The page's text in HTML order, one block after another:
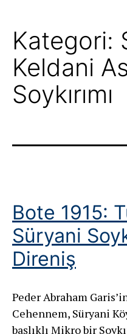
Kategori:
Keldani
Soykırımı
Bote 1915:
Süryani
Direniş
Peder Abraham
Cehennem, Süryani
başlıklı Mikro bir